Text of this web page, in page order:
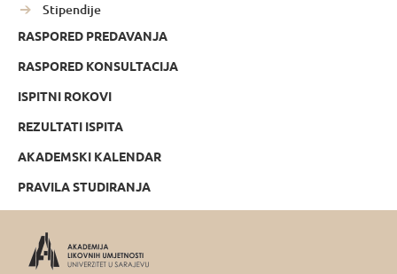
Stipendije
RASPORED PREDAVANJA
RASPORED KONSULTACIJA
ISPITNI ROKOVI
REZULTATI ISPITA
AKADEMSKI KALENDAR
PRAVILA STUDIRANJA